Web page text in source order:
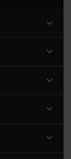
expand_more
expand_more
expand_more
expand_more
expand_more